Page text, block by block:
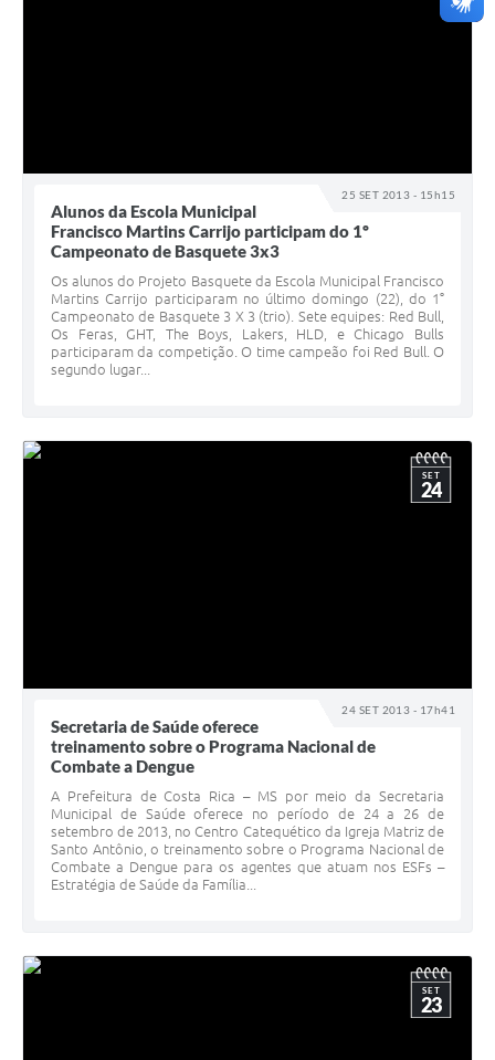
25 SET 2013 - 15h15
Alunos da Escola Municipal
Francisco Martins Carrijo participam do 1º
Campeonato de Basquete 3x3
Os alunos do Projeto Basquete da Escola Municipal Francisco
Martins Carrijo participaram no último domingo (22), do 1°
Campeonato de Basquete 3 X 3 (trio). Sete equipes: Red Bull,
Os Feras, GHT, The Boys, Lakers, HLD, e Chicago Bulls
participaram da competição. O time campeão foi Red Bull. O
segundo lugar...
24 SET 2013 - 17h41
SET
24
Secretaria de Saúde oferece
treinamento sobre o Programa Nacional de
Combate a Dengue
A Prefeitura de Costa Rica – MS por meio da Secretaria
Municipal de Saúde oferece no período de 24 a 26 de
setembro de 2013, no Centro Catequético da Igreja Matriz de
Santo Antônio, o treinamento sobre o Programa Nacional de
Combate a Dengue para os agentes que atuam nos ESFs –
Estratégia de Saúde da Família...
SET
23